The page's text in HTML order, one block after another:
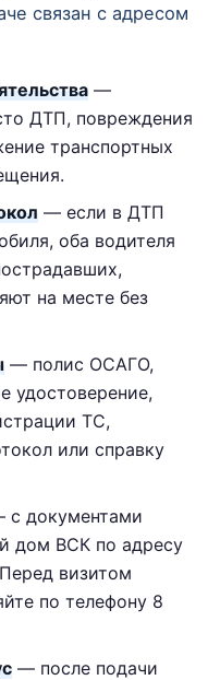
связан с адресом
—
ДТП, повреждения
транспортных
— если в ДТП
оба водителя
на месте без
— полис ОСАГО,
удостоверение,
ТС,
или справку
документами
дом ВСК по адресу
визитом
по телефону 8
— после подачи